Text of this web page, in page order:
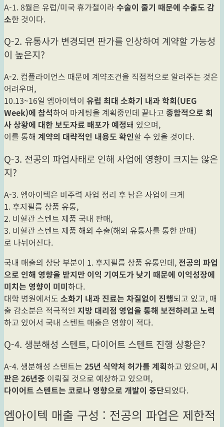
A-1. 8월은 유럽/미국 휴가철이라수술이 줄기 때문에 수출도 감
소한 것이다.
Q-2. 유통사가 변경되면 판가를 인상하여 계약할 가능성
이 높은지?
A-2. 컴플라이언스 때문에 계약조건을 직접적으로 알려주는 것은
어려우며,
10.13~16일 엠아이텍이 유럽 최대 소화기 내과 학회(UEG
Week)에 참석하여 마케팅을 계획중인데 끝나고 종합적으로 회
사 상황에 대한 보도자료 배포가 예정돼 있으며,
이를 통해 계약의 대략적인 내용도 확인할 수 있을 것이다.
Q-3. 전공의 파업사태로 인해 사업에 영향이 크지는 않은
지?
A-3. 엠아이텍은 비주력 사업 정리 후 남은 사업이 크게
1. 후지필름 상품 유통,
2. 비혈관 스텐트 제품 국내 판매,
3. 비혈관 스텐트 제품 해외 수출(해외 유통사를 통한 판매)
로 나뉘어진다.
국내 매출의 상당 부분이 1. 후지필름 상품 유통인데,전공의 파업
으로 인해 영향을 받지만 이익 기여도가 낮기 때문에 이익성장에
미치는 영향이 미미하다.
대학 병원에서도 소화기 내과 진료는 차질없이 진행되고 있고, 매
출 감소분은 적극적인 지방 대리점 영업을 통해 보전하려고 노력
하고 있어서 국내 스텐트 매출은 영향이 적다.
Q-4. 생분해성 스텐트, 다이어트 스텐트 진행 상황은?
A-4. 생분해성 스텐트는 25년 식약처 허가를 계획하고 있으며,시
판은 26년중 이뤄질 것으로 예상하고 있으며,
다이어트 스텐트는 코로나 영향으로 개발이 중단되었다.
엠아이텍 매출 구성 : 전공의 파업은 제한적